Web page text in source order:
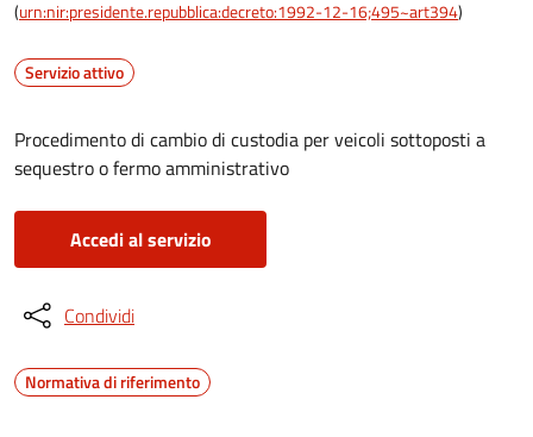
(urn:nir:presidente.repubblica:decreto:1992-12-16;495~art394)
Servizio attivo
Procedimento di cambio di custodia per veicoli sottoposti a
sequestro o fermo amministrativo
Accedi al servizio
Condividi
Normativa di riferimento